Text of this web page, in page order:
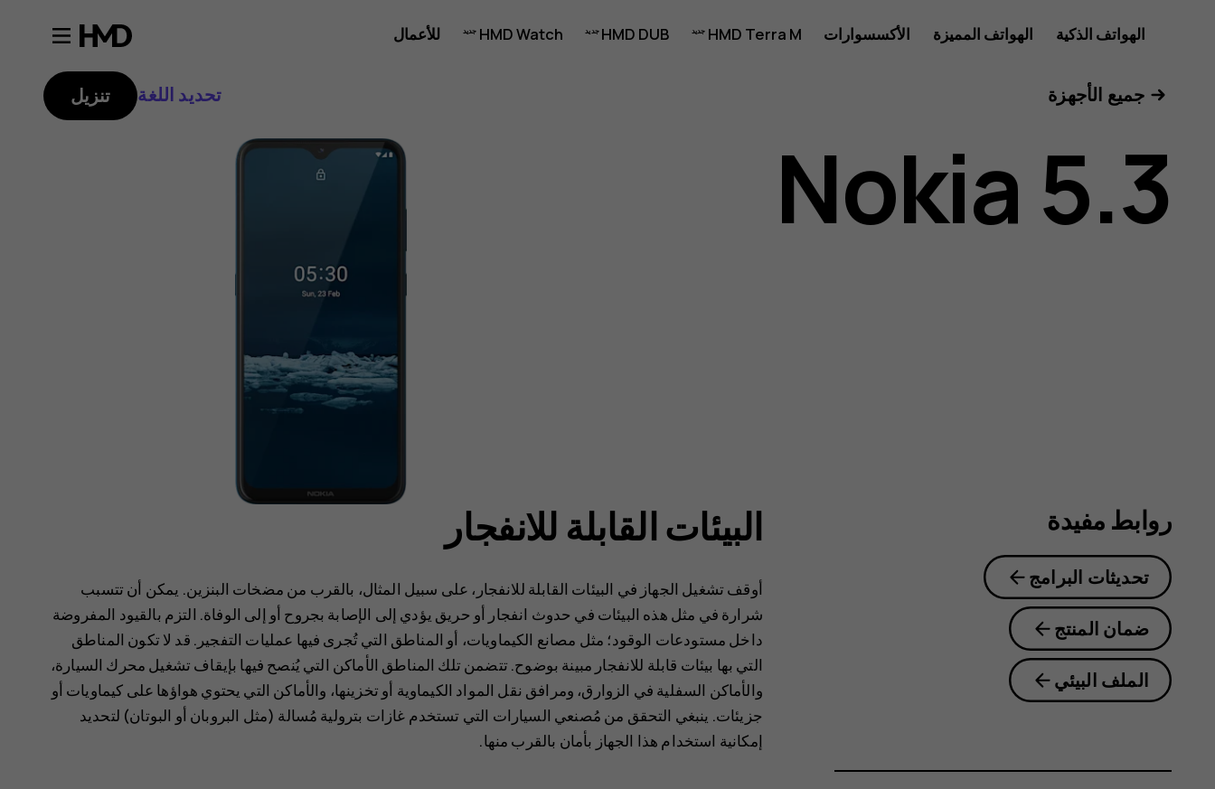
دليل
مستخدم
هاتف
الهواتف الذكية الهواتف المميزة الأكسسوارات HMD Terra M
HMD DUB
HMD Watch
للأعمال
جميع الأجهزة تحديد اللغة تنزيل
Nokia 5.3
البيئات القابلة للانفجار
أوقف تشغيل الجهاز في البيئات القابلة للانفجار، على سبيل المثال، بالقرب من مضخات البنزين. يمكن أن تتسبب
شرارة في مثل هذه البيئات في حدوث انفجار أو حريق يؤدي إلى الإصابة بجروح أو إلى الوفاة. ‏‫التزم بالقيود المفروضة
داخل مستودعات الوقود؛ مثل مصانع الكيماويات، أو المناطق التي تُجرى فيها عمليات التفجير.‬ قد لا تكون المناطق
التي بها بيئات قابلة للانفجار مبينة بوضوح. تتضمن تلك المناطق الأماكن التي يُنصح فيها بإيقاف تشغيل محرك السيارة،
والأماكن السفلية في الزوارق، ومرافق نقل المواد الكيماوية أو تخزينها، والأماكن التي يحتوي هواؤها على كيماويات أو
جزيئات. ينبغي التحقق من مُصنعي السيارات التي تستخدم غازات بترولية مُسالة (مثل البروبان أو البوتان) لتحديد
إمكانية استخدام هذا الجهاز بأمان بالقرب منها.
روابط مفيدة
تحديثات البرامج
ضمان المنتج
الملف البيئي